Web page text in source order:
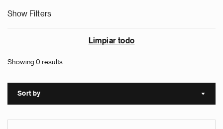
Show Filters
Limpiar todo
Showing 0 results
Sort by Sort